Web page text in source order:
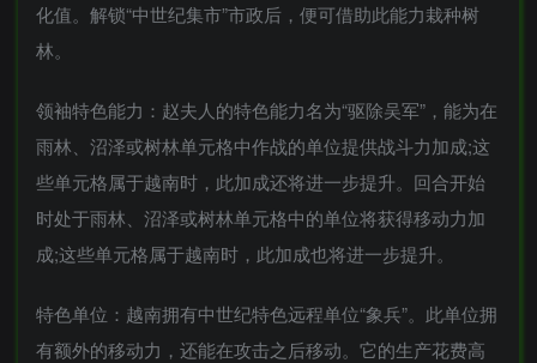
化值。解锁“中世纪集市”市政后，便可借助此能力栽种树
林。
领袖特色能力：赵夫人的特色能力名为“驱除吴军”，能为在
雨林、沼泽或树林单元格中作战的单位提供战斗力加成;这
些单元格属于越南时，此加成还将进一步提升。回合开始
时处于雨林、沼泽或树林单元格中的单位将获得移动力加
成;这些单元格属于越南时，此加成也将进一步提升。
特色单位：越南拥有中世纪特色远程单位“象兵”。此单位拥
有额外的移动力，还能在攻击之后移动。它的生产花费高